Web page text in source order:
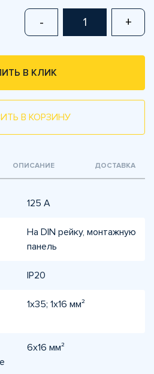
- +
В КЛИК
В КОРЗИНУ
ОПИСАНИЕ ДОСТАВКА
125 А
На DIN рейку, монтажную
панель
IP20
1х35; 1х16 мм²
6х16 мм²